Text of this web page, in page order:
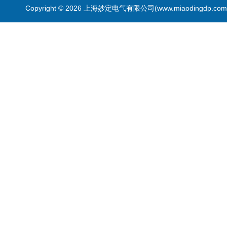
Copyright © 2026 上海妙定电气有限公司